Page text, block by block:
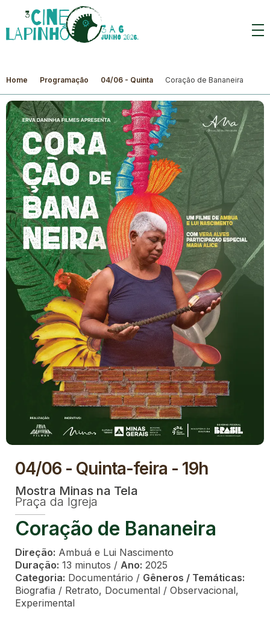
Home Programação 04/06 - Quinta Coração de Bananeira
04/06 - Quinta-feira - 19h
Mostra Minas na Tela
Praça da Igreja
Coração de Bananeira
Direção: Ambuá e Lui Nascimento
Duração: 13 minutos / Ano: 2025
Categoria: Documentário / Gêneros / Temáticas:
Biografia / Retrato, Documental / Observacional,
Experimental